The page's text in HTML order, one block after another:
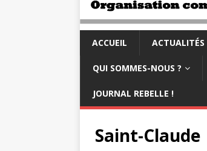
ACCUEIL ACTUALITÉS
QUI SOMMES-NOUS ?
JOURNAL REBELLE !
Saint-Claude